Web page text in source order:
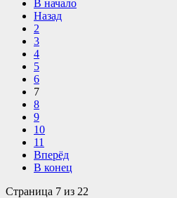
В начало
Назад
2
3
4
5
6
7
8
9
10
11
Вперёд
В конец
Страница 7 из 22